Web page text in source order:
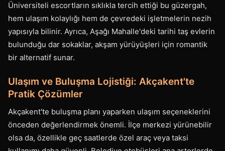
Üniversiteli escortların sıklıkla tercih ettiği bu güzergah,
hem ulaşım kolaylığı hem de çevredeki işletmelerin nezih
yapısıyla bilinir. Ayrıca, Aşağı Mahalle'deki tarihi taş evlerin
bulunduğu dar sokaklar, akşam yürüyüşleri için romantik
bir alternatif sunar.
Ulaşım ve Buluşma Lojistiği: Akçakent'te
Pratik Çözümler
Akçakent'te buluşma planı yaparken ulaşım seçeneklerini
önceden değerlendirmek önemli. İlçe merkezi yürünebilir
olsa da, özellikle geç saatlerde özel araç veya taksi